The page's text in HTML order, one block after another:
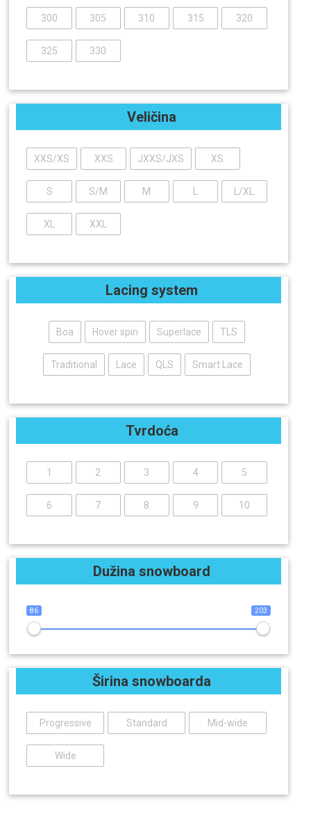
Progressive Standard Mid-wide
Wide
300 305 310 315 320
325 330
Veličina
XXS/XS XXS JXXS/JXS XS
S S/M M L L/XL
XL XXL
Lacing system
Boa Hover spin Superlace TLS
Traditional Lace QLS Smart Lace
Tvrdoća
1 2 3 4 5
6 7 8 9 10
Dužina snowboard
86 203
Širina snowboarda
Progressive Standard Mid-wide
Wide